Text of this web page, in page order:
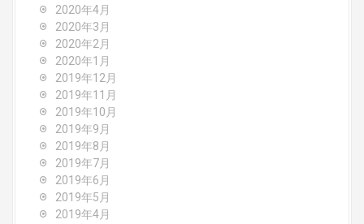
2020年4月
2020年3月
2020年2月
2020年1月
2019年12月
2019年11月
2019年10月
2019年9月
2019年8月
2019年7月
2019年6月
2019年5月
2019年4月